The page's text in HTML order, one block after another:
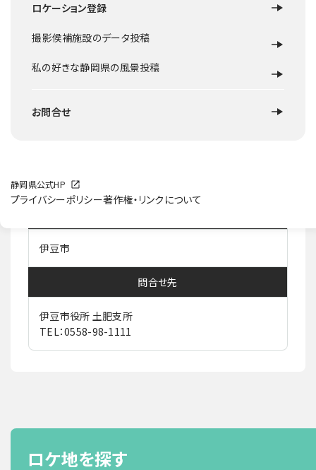
ロケーション登録
撮影侯補施設のデータ投稿
私の好きな静岡県の風景投稿
お問合せ
静岡県公式HP
プライバシーポリシー著作権・リンクについて
ロケ地概要
土肥海水浴場の北側にある松林に覆われた公園。松林の公
園内には、地元の彫刻家による妖艶な美しい像が数多くあ
り、芸術ムードが漂う。公園の一角には1992年ギネス認定の
コントラストが何とも言えない調和の取れた美しさを醸し出
伊豆市
問合せ先
伊豆市役所 土肥支所
TEL：0558-98-1111
ロケ地を探す